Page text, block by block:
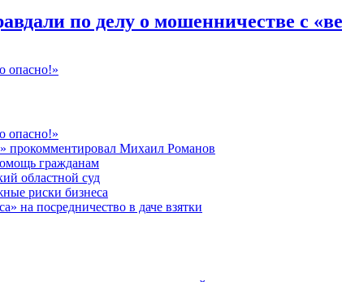
по делу о мошенничестве с
опасно!»
опасно!»
прокомментировал Михаил Романов
гражданам
областной суд
риски бизнеса
на посредничество в даче взятки